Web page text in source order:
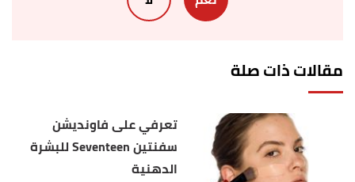
, 13/1/2020, Retrieved 21/12/2020. Edited.
مقالات ذات صلة
تعرفي على فاونديشن
سفنتين Seventeen للبشرة
الدهنية